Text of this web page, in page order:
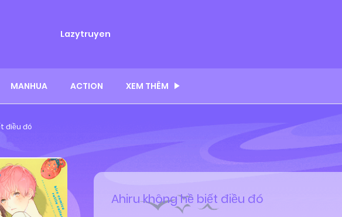
Lazytruyen
MANHUA ACTION XEM THÊM
điều đó
Ahiru không hề biết điều đó